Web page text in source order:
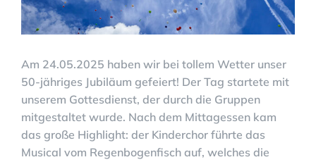
Am 24.05.2025 haben wir bei tollem Wetter unser
50-jähriges Jubiläum gefeiert! Der Tag startete mit
unserem Gottesdienst, der durch die Gruppen
mitgestaltet wurde. Nach dem Mittagessen kam
das große Highlight: der Kinderchor führte das
Musical vom Regenbogenfisch auf, welches die